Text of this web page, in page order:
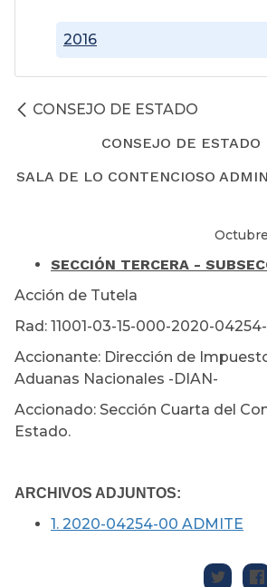
2016
CONSEJO DE ESTADO
CONSEJO DE ESTADO
SALA DE LO CONTENCIOSO
SECCIÓN TERCERA -
Acción de Tutela
Rad: 11001-03-15-000-2020-
Accionante: Dirección de
Aduanas Nacionales -DIAN-
Accionado: Sección Cuarta del
Estado.
ARCHIVOS ADJUNTOS:
1. 2020-04254-00 ADMITE